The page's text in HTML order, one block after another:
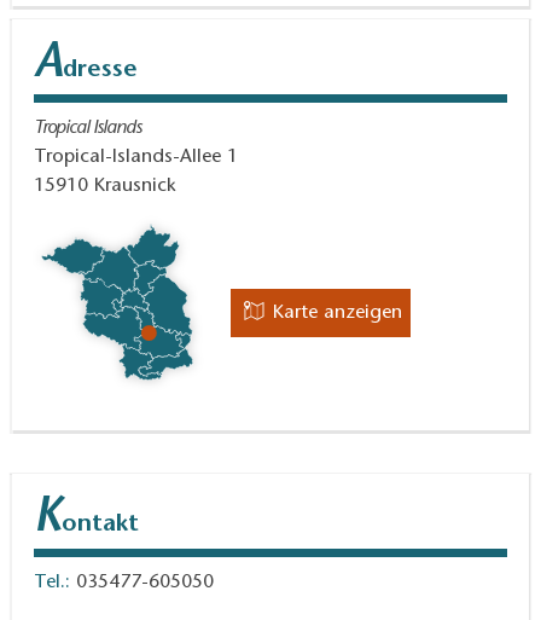
Adresse
Tropical Islands
Tropical-Islands-Allee 1
15910 Krausnick
Karte anzeigen
Kontakt
Tel.: 035477-605050